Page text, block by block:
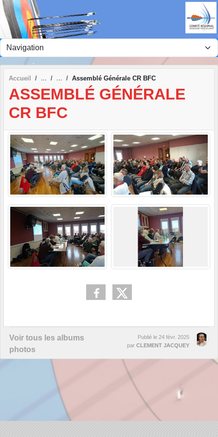
Accueil Assemblé Générale CR BFC
ASSEMBLÉ GÉNÉRALE
CR BFC
Voir tous les albums
photos
Publié le 24 févr. 2025
par CLEMENT JACQUEY
Panneau de gestion des cookies